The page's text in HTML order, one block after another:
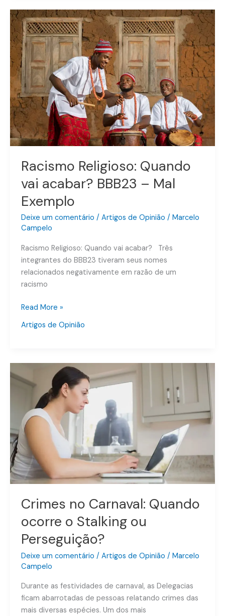
Racismo Religioso: Quando
vai acabar? BBB23 – Mal
Exemplo
Deixe um comentário / Artigos de Opinião / Marcelo
Campelo
Racismo Religioso: Quando vai acabar? Três
integrantes do BBB23 tiveram seus nomes
relacionados negativamente em razão de um
racismo
Racismo
Religioso:
Quando
vai
acabar?
BBB23
–
Mal
Exemplo
Read More »
Artigos de Opinião
Crimes no Carnaval: Quando
ocorre o Stalking ou
Perseguição?
Deixe um comentário / Artigos de Opinião / Marcelo
Campelo
Durante as festividades de carnaval, as Delegacias
ficam abarrotadas de pessoas relatando crimes das
mais diversas espécies. Um dos mais
no
Carnaval:
Quando
ocorre
o
Stalking
ou
Perseguição?